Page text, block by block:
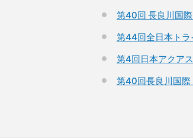
第40回 長良川国
第44回全日本ト
第4回日本アクア
第40回長良川国際